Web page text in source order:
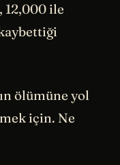
12,000 ile
ölümüne yol
için. Ne